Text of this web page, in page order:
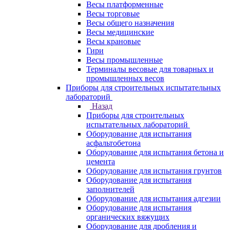
Весы платформенные
Весы торговые
Весы общего назначения
Весы медицинские
Весы крановые
Гири
Весы промышленные
Терминалы весовые для товарных и
промышленных весов
Приборы для строительных испытательных
лабораторий
Назад
Приборы для строительных
испытательных лабораторий
Оборудование для испытания
асфальтобетона
Оборудование для испытания бетона и
цемента
Оборудование для испытания грунтов
Оборудование для испытания
заполнителей
Оборудование для испытания адгезии
Оборудование для испытания
органических вяжущих
Оборудование для дробления и